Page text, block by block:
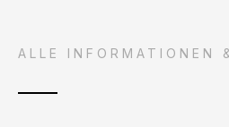
ALLE INFORMATIONEN